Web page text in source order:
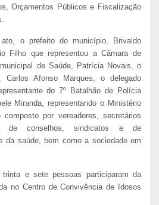
Orçamentos Públicos e Fiscalização
o prefeito do município, Brivaldo
Filho que representou a Câmara de
de Saúde, Patrícia Novais, o
Carlos Afonso Marques, o delegado
do 7º Batalhão de Polícia
Miranda, representando o Ministério
por vereadores, secretários
de conselhos, sindicatos e de
da saúde, bem como a sociedade em
e sete pessoas participaram da
no Centro de Convivência de Idosos